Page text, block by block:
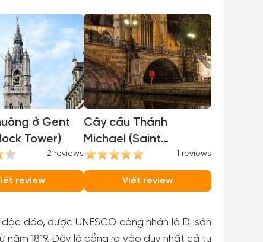
ở Gent
Tower)
2 reviews
review
Cây cầu Thánh
Michael (Saint
Michael's Bridge)
1 reviews
Viết review
đáo, được UNESCO công nhận là Di sản
1819. Đây là cổng ra vào duy nhất cả tu